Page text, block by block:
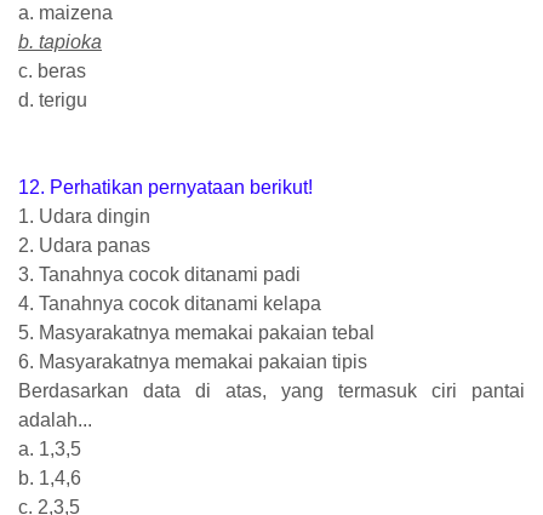
a. maizena
b. tapioka
c. beras
d. terigu
12. Perhatikan pernyataan berikut!
1. Udara dingin
2. Udara panas
3. Tanahnya cocok ditanami padi
4. Tanahnya cocok ditanami kelapa
5. Masyarakatnya memakai pakaian tebal
6. Masyarakatnya memakai pakaian tipis
Berdasarkan data di atas, yang termasuk ciri pantai
adalah...
a. 1,3,5
b. 1,4,6
c. 2,3,5